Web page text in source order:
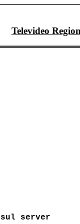
Televideo
server